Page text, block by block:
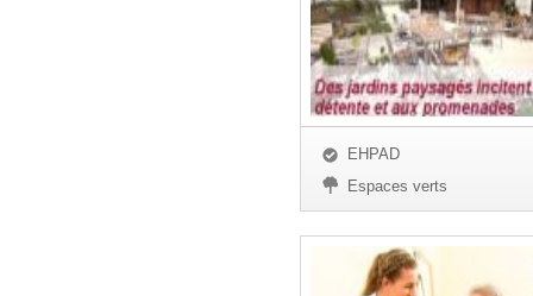
EHPAD
Espaces verts